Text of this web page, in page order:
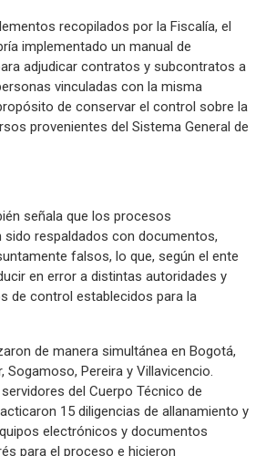
recopilados por la Fiscalía, el
implementado un manual de
adjudicar contratos y subcontratos a
vinculadas con la misma
de conservar el control sobre la
provenientes del Sistema General de
señala que los procesos
sido respaldados con documentos,
falsos, lo que, según el ente
en error a distintas autoridades y
de control establecidos para la
de manera simultánea en Bogotá,
Sogamoso, Pereira y Villavicencio.
del Cuerpo Técnico de
15 diligencias de allanamiento y
electrónicos y documentos
para el proceso e hicieron